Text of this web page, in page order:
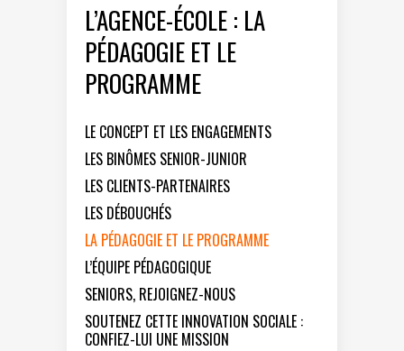
L’AGENCE-ÉCOLE : LA
PÉDAGOGIE ET LE
PROGRAMME
LE CONCEPT ET LES ENGAGEMENTS
LES BINÔMES SENIOR-JUNIOR
LES CLIENTS-PARTENAIRES
LES DÉBOUCHÉS
LA PÉDAGOGIE ET LE PROGRAMME
L’ÉQUIPE PÉDAGOGIQUE
SENIORS, REJOIGNEZ-NOUS
SOUTENEZ CETTE INNOVATION SOCIALE :
CONFIEZ-LUI UNE MISSION